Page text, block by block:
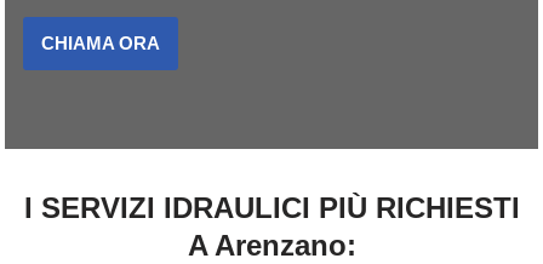
CHIAMA ORA
I SERVIZI IDRAULICI PIÙ RICHIESTI
A Arenzano: